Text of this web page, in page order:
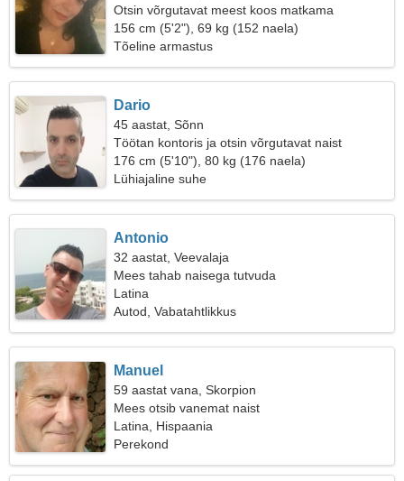
Otsin võrgutavat meest koos matkama
156 cm (5'2"), 69 kg (152 naela)
Tõeline armastus
Dario
45 aastat, Sõnn
Töötan kontoris ja otsin võrgutavat naist
176 cm (5'10"), 80 kg (176 naela)
Lühiajaline suhe
Antonio
32 aastat, Veevalaja
Mees tahab naisega tutvuda
Latina
Autod, Vabatahtlikkus
Manuel
59 aastat vana, Skorpion
Mees otsib vanemat naist
Latina, Hispaania
Perekond